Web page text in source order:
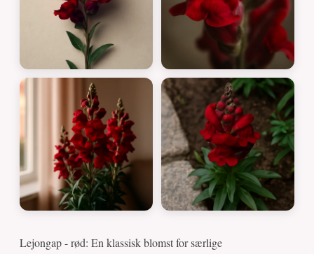
Lejongap - rød: En klassisk blomst for særlige